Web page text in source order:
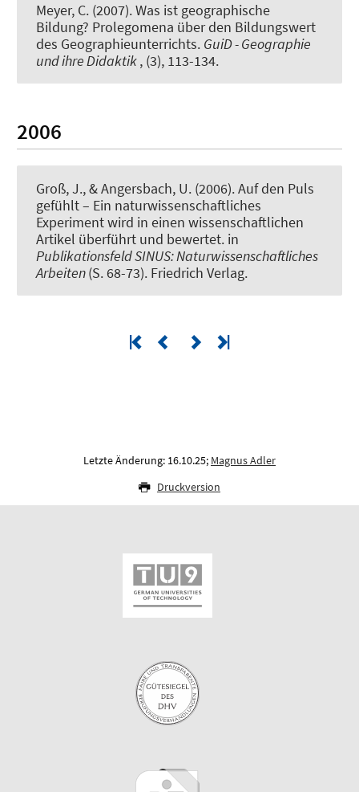
Meyer, C. (2007).Was ist geographische
Bildung? Prolegomena über den Bildungswert
des Geographieunterrichts. GuiD - Geographie
und ihre Didaktik, (3), 113-134.
2006
Groß, J., & Angersbach, U. (2006).Auf den Puls
gefühlt – Ein naturwissenschaftliches
Experiment wird in einen wissenschaftlichen
Artikel überführt und bewertet. in
Publikationsfeld SINUS: Naturwissenschaftliches
Arbeiten(S. 68-73). Friedrich Verlag.
Letzte Änderung: 16.10.25; Magnus Adler
Druckversion